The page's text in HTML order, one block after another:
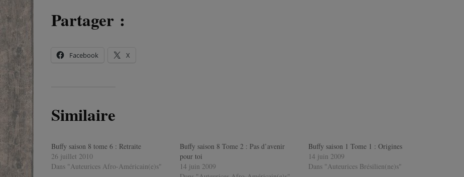
Partager :
Facebook X
Similaire
Buffy saison 8 tome 6 : Retraite
26 juillet 2010
Dans "Auteurices Afro-Américain(e)s"
Buffy saison 8 Tome 2 : Pas d’avenir
pour toi
14 juin 2009
Buffy saison 1 Tome 1 : Origines
14 juin 2009
Dans "Auteurices Brésilien(ne)s"